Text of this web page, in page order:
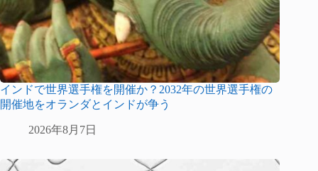
インドで世界選手権を開催か？2032年の世界選手権の
開催地をオランダとインドが争う
2026年8月7日